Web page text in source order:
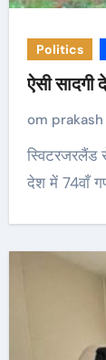
Politics
ऐसी सादगी
om
स्विटरजरलैंड से लौटे और फहराया तिरंगा नई दिल्ली. पिछले दिनों
देश में 74वाँ